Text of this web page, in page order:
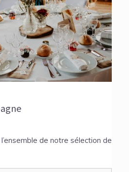
de notre sélection de